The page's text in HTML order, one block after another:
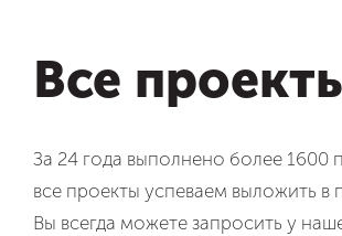
Все
За 24 года выполнено более 1600
все проекты успеваем выложить в
Вы всегда можете запросить у